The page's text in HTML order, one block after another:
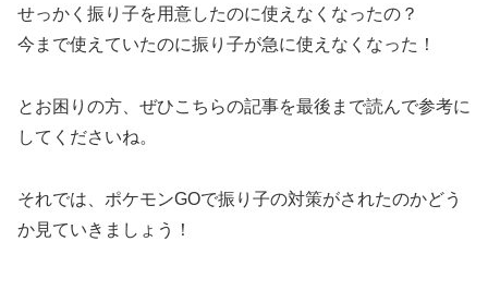
せっかく振り子を用意したのに使えなくなったの？
今まで使えていたのに振り子が急に使えなくなった！
とお困りの方、ぜひこちらの記事を最後まで読んで参考に
してくださいね。
それでは、ポケモンGOで振り子の対策がされたのかどう
か見ていきましょう！